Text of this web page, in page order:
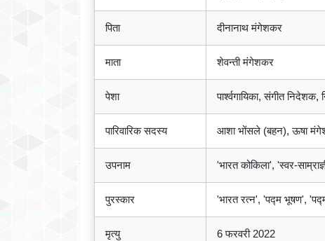
पिता दीनानाथ मंगेशकर
माता शेवन्ती मंगेशकर
पेशा पार्श्वगायिका, संगीत निदेशक,
पारिवारिक सदस्य आशा भोंसले (बहन), ऊषा
उपनाम 'भारत कोकिला', 'स्वर-
पुरस्कार 'भारत रत्न', 'पद्म भूषण',
मृत्यु 6 फरवरी 2022